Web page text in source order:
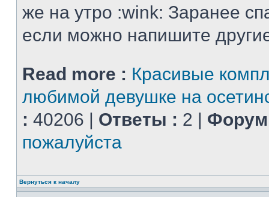
же на утро :wink: Заранее
если можно напишите
Read more : Красивые
любимой девушке на
: 40206 | Ответы : 2 |
пожалуйста
Вернуться к началу